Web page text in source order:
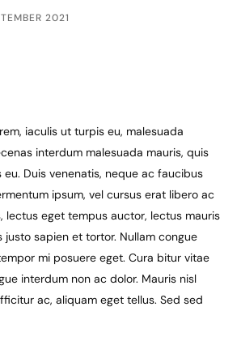
2021
iaculis ut turpis eu, malesuada
interdum malesuada mauris, quis
Duis venenatis, neque ac faucibus
ipsum, vel cursus erat libero ac
lectus eget tempus auctor, lectus mauris
justo sapien et tortor. Nullam congue
mi posuere eget. Cura bitur vitae
interdum non ac dolor. Mauris nisl
ac, aliquam eget tellus. Sed sed